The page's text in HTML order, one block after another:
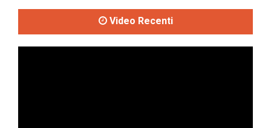
Video Recenti